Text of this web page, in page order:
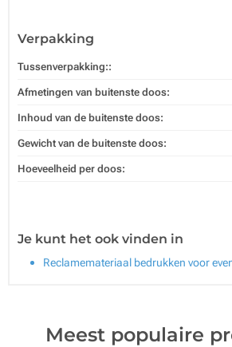
Verpakking
Tussenverpakking::
Afmetingen van buitenste doos:
Inhoud van de buitenste doos:
Gewicht van de buitenste doos:
Hoeveelheid per doos:
Je kunt het ook vinden in
Reclamemateriaal bedrukken voor
Meest populaire